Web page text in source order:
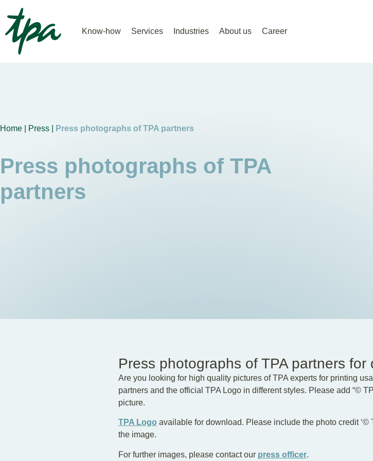
Know-how Services Industries About us Career
Home | Press | Press photographs of TPA partners
Press photographs of TPA
partners
Press photographs of TPA partners for
Are you looking for high quality pictures of TPA experts for printing
partners and the official TPA Logo in different styles. Please add “©
picture.
TPA Logo available for download. Please include the photo credit
the image.
For further images, please contact our press officer.